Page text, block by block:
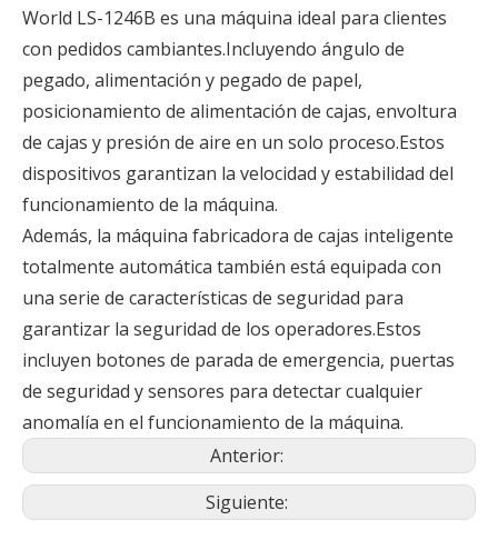
World LS-1246B es una máquina ideal para clientes
con pedidos cambiantes.Incluyendo ángulo de
pegado, alimentación y pegado de papel,
posicionamiento de alimentación de cajas, envoltura
de cajas y presión de aire en un solo proceso.Estos
dispositivos garantizan la velocidad y estabilidad del
funcionamiento de la máquina.
Además, la máquina fabricadora de cajas inteligente
totalmente automática también está equipada con
una serie de características de seguridad para
garantizar la seguridad de los operadores.Estos
incluyen botones de parada de emergencia, puertas
de seguridad y sensores para detectar cualquier
anomalía en el funcionamiento de la máquina.
Anterior:
Siguiente: